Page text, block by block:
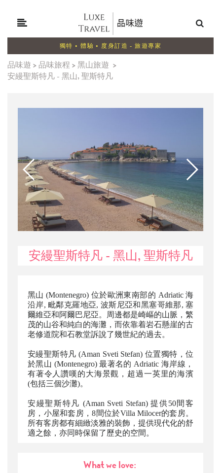
獨特 • 體驗 • 度身訂造 - 旅遊專家
品味遊 > 品味旅程 >黑山旅遊 >
安縵聖斯特凡 - 黑山, 聖斯特凡
安縵聖斯特凡 - 黑山, 聖斯特凡
黑山 (Montenegro) 位於歐洲東南部的 Adriatic 海
沿岸, 毗鄰克羅地亞, 波斯尼亞和黑塞哥維那, 塞
爾維亞和阿爾巴尼亞。周邊都是崎嶇的山脈，繁
茂的山谷和純白的海灘，而依靠着岩石懸崖的古
老修道院和石教堂訴說了幾世紀的過去。
安縵聖斯特凡 (Aman Sveti Stefan) 位置獨特，位
於黑山 (Montenegro) 最著名的 Adriatic 海岸線，
有著令人讚嘆的大海景觀，超過一英里的海濱
(包括三個沙灘)。
安縵聖斯特凡 (Aman Sveti Stefan) 提供50間客
房，小屋和套房，8間位於Villa Milocer的套房。
所有客房都有細緻淡雅的裝飾，提供現代化的舒
適之餘，亦同時保留了歷史的空間。
What we love: